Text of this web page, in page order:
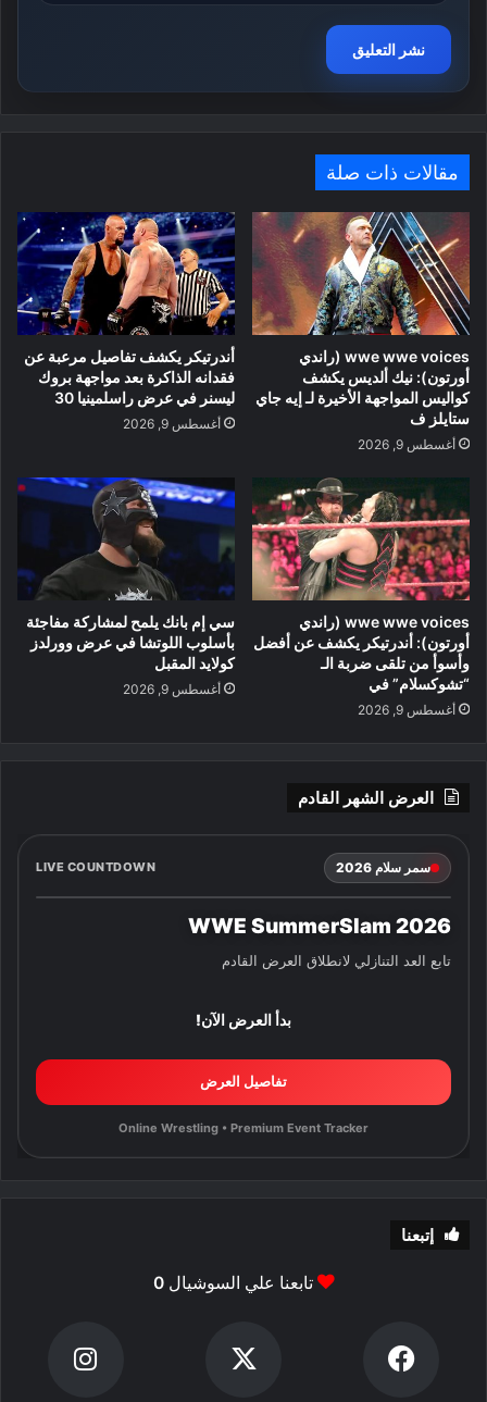
مقالات ذات صلة
wwe wwe voices (راندي
أورتون): نيك ألديس يكشف
كواليس المواجهة الأخيرة لـ إيه جاي
ستايلز ف
أغسطس 9, 2026
أندرتيكر يكشف تفاصيل مرعبة عن
فقدانه الذاكرة بعد مواجهة بروك
ليسنر في عرض راسلمينيا 30
أغسطس 9, 2026
wwe wwe voices (راندي
أورتون): أندرتيكر يكشف عن أفضل
وأسوأ من تلقى ضربة الـ
“تشوكسلام” في
أغسطس 9, 2026
سي إم بانك يلمح لمشاركة مفاجئة
بأسلوب اللوتشا في عرض وورلدز
كولايد المقبل
أغسطس 9, 2026
العرض الشهر القادم
سمر سلام 2026 LIVE COUNTDOWN
WWE SummerSlam 2026
تابع العد التنازلي لانطلاق العرض القادم
بدأ العرض الآن!
تفاصيل العرض
Online Wrestling • Premium Event Tracker
إتبعنا
تابعنا علي السوشيال0